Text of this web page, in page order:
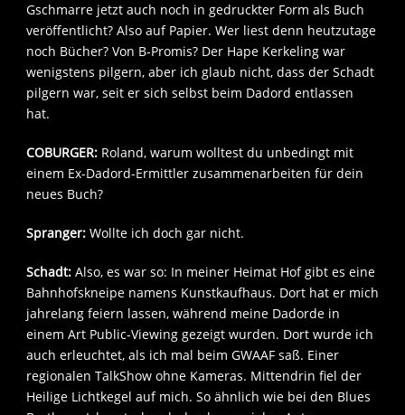
Gschmarre jetzt auch noch in gedruckter Form als Buch
veröffentlicht? Also auf Papier. Wer liest denn heutzutage
noch Bücher? Von B-Promis? Der Hape Kerkeling war
wenigstens pilgern, aber ich glaub nicht, dass der Schadt
pilgern war, seit er sich selbst beim Dadord entlassen
hat.
COBURGER: Roland, warum wolltest du unbedingt mit
einem Ex-Dadord-Ermittler zusammenarbeiten für dein
neues Buch?
Spranger: Wollte ich doch gar nicht.
Schadt: Also, es war so: In meiner Heimat Hof gibt es eine
Bahnhofskneipe namens Kunstkaufhaus. Dort hat er mich
jahrelang feiern lassen, während meine Dadorde in
einem Art Public-Viewing gezeigt wurden. Dort wurde ich
auch erleuchtet, als ich mal beim GWAAF saß. Einer
regionalen TalkShow ohne Kameras. Mittendrin fiel der
Heilige Lichtkegel auf mich. So ähnlich wie bei den Blues